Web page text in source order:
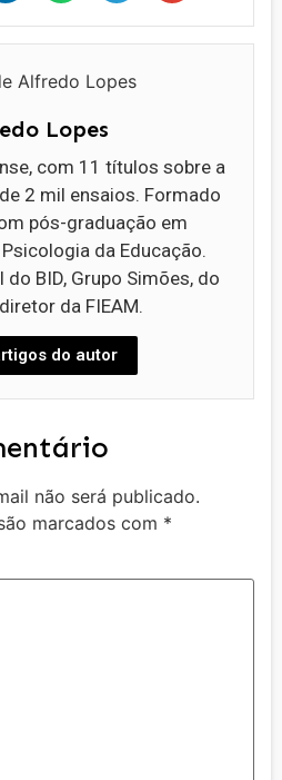
Lopes
com 11 títulos sobre a
2 mil ensaios. Formado
pós-graduação em
da Educação.
BID, Grupo Simões, do
da FIEAM.
do autor
não será publicado.
marcados com *